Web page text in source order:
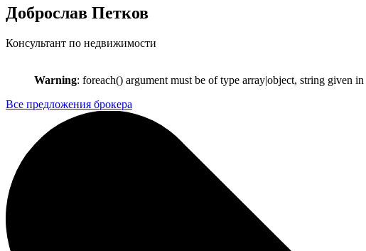
Доброслав Петков
Консультант по недвижимости
Warning: foreach() argument must be of type array|object, string given in
Все предложения брокера